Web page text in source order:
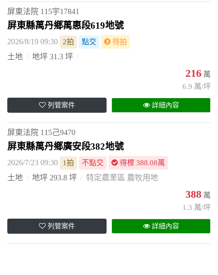
屏東法院 115宇17841
屏東縣萬丹鄉萬惠段619地號
2026/8/19 09:30 2拍 點交 待拍
土地 地坪 31.3 坪
216 萬
6.9 萬/坪
列管案件 詳細內容
屏東法院 115己9470
屏東縣萬丹鄉廣安段382地號
2026/7/23 09:30 1拍 不點交 得標 388.08萬
土地 地坪 293.8 坪 特定農業區 農牧用地
388 萬
1.3 萬/坪
列管案件 詳細內容